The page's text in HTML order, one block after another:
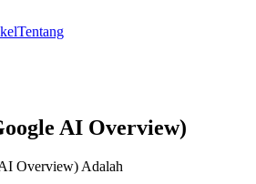
Tentang
AI Overview)
Overview) Adalah